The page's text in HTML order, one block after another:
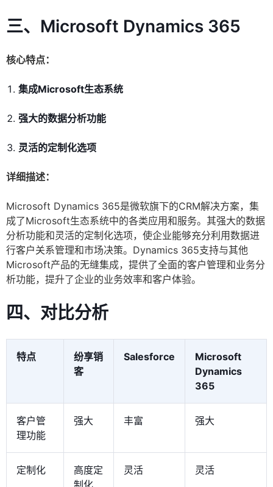
三、Microsoft Dynamics 365
核心特点：
集成Microsoft生态系统
强大的数据分析功能
灵活的定制化选项
详细描述：
Microsoft Dynamics 365是微软旗下的CRM解决方案，集
成了Microsoft生态系统中的各类应用和服务。其强大的数据
分析功能和灵活的定制化选项，使企业能够充分利用数据进
行客户关系管理和市场决策。Dynamics 365支持与其他
Microsoft产品的无缝集成，提供了全面的客户管理和业务分
析功能，提升了企业的业务效率和客户体验。
四、对比分析
特点
纷享销
客
Salesforce
Microsoft
Dynamics
365
客户管
理功能
强大 丰富 强大
定制化
高度定
灵活 灵活